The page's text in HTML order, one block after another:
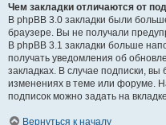
Чем закладки отличаются от
В phpBB 3.0 закладки были
браузере. Вы не получали
В phpBB 3.1 закладки больше
получать уведомления об
закладках. В случае подписки,
изменениях в теме или форуме.
подписок можно задать на
Вернуться к началу